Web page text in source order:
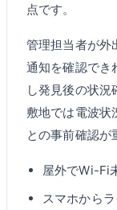
点です。
管理担当者が外
通知を確認でき
し発見後の状
敷地では電波状
との事前確認が
屋外でWi-Fi
スマホから